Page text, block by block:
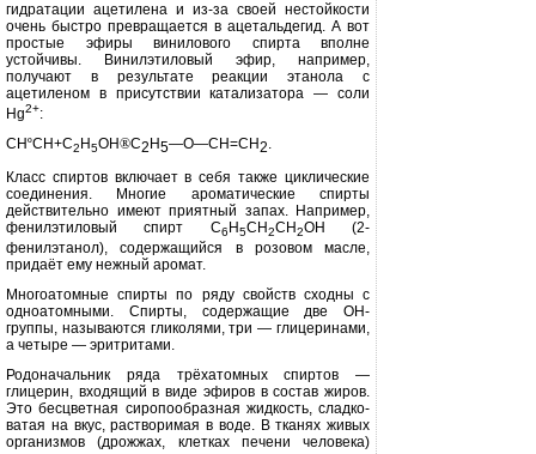
гидратации ацетилена и из-за своей нестойкости
очень быстро превра­щается в ацетальдегид. А вот
простые эфиры винилового спирта вполне
устойчивы. Винилэтиловый эфир, на­пример,
получают в результате реак­ции этанола с
ацетиленом в присутст­вии катализатора — соли
Hg2+:
С HºСН+С2 Н5ОН®C2 H5—O—CH=CH2.
Класс спиртов включает в себя так­же циклические
соединения. Многие ароматические спирты
действительно имеют приятный запах. Например,
фенилэтиловый спирт С6 Н5СН2СН2ОН (2-
фенилэтанол), содержащийся в
розовом масле,
придаёт ему нежный аромат.
Многоатомные спирты по ряду свойств сходны с
одноатомными. Спирты, содержащие две ОН-
группы, называются гликолями, три — глице­ринами,
а четыре — эритритами.
Родоначальник ряда трёхатомных спиртов —
глицерин, входящий в виде эфиров в состав жиров.
Это бесцвет­ная сиропообразная жидкость, сладко­
ватая на вкус, растворимая в воде. В тканях живых
организмов (дрожжах, клетках печени человека)